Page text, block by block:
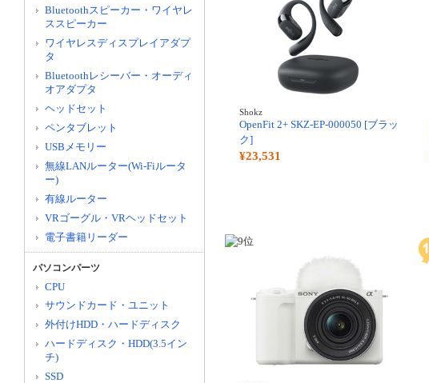
Shokz
OpenFit 2+ SKZ-EP-000050 [ブラッ
ク]
¥23,531
Bluetoothスピーカー・ワイヤレ
ススピーカー
ワイヤレスディスプレイアダプ
タ
Bluetoothレシーバー・オーディ
オアダプタ
ヘッドセット
ペンタブレット
USBメモリー
無線LANルーター(Wi-Fiルータ
ー)
有線ルーター
VRゴーグル・VRヘッドセット
電子書籍リーダー
パソコンパーツ
CPU
サウンドカード・ユニット
外付けHDD・ハードディスク
ハードディスク・HDD(3.5イン
チ)
SSD